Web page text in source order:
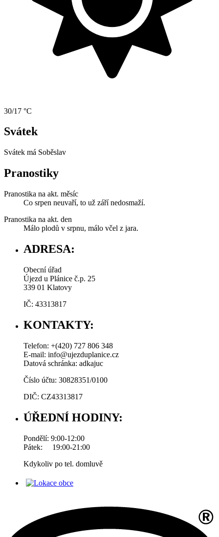
30/17 °C
Svátek
Svátek má Soběslav
Pranostiky
Pranostika na akt. měsíc
Co srpen neuvaří, to už září nedosmaží.
Pranostika na akt. den
Málo plodů v srpnu, málo včel z jara.
ADRESA:
Obecní úřad
Újezd u Plánice č.p. 25
339 01 Klatovy
IČ: 43313817
KONTAKTY:
Telefon: +(420) 727 806 348
E-mail: info@ujezduplanice.cz
Datová schránka: adkajuc
Číslo účtu: 30828351/0100
DIČ: CZ43313817
ÚŘEDNÍ HODINY:
Pondělí: 9:00-12:00
Pátek: 19:00-21:00
Kdykoliv po tel. domluvě